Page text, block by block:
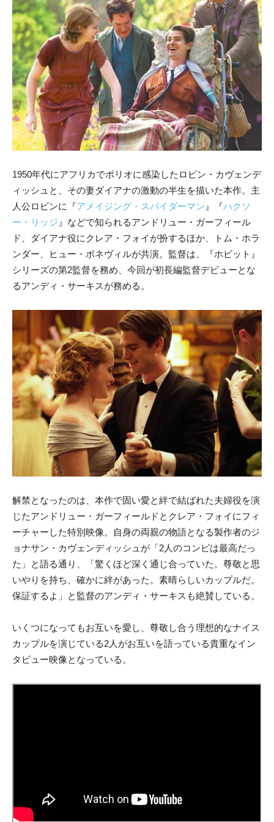
1950年代にアフリカでポリオに感染したロビン・カヴェンデ
ィッシュと、その妻ダイアナの激動の半生を描いた本作。主
人公ロビンに『アメイジング・スパイダーマン 』『ハクソ
ー・リッジ 』などで知られるアンドリュー・ガーフィール
ド、ダイアナ役にクレア・フォイが扮するほか、トム・ホラ
ンダー、ヒュー・ボネヴィルが共演。監督は、『ホビット』
シリーズの第2監督を務め、今回が初長編監督デビューとな
るアンディ・サーキスが務める。
解禁となったのは、本作で固い愛と絆で結ばれた夫婦役を演
じたアンドリュー・ガーフィールドとクレア・フォイにフィ
ーチャーした特別映像。自身の両親の物語となる製作者のジ
ョナサン・カヴェンディッシュが「2人のコンビは最高だっ
た」と語る通り、「驚くほど深く通じ合っていた。尊敬と思
いやりを持ち、確かに絆があった。素晴らしいカップルだ。
保証するよ」と監督のアンディ・サーキスも絶賛している。
いくつになってもお互いを愛し、尊敬し合う理想的なナイス
カップルを演じている2人がお互いを語っている貴重なイン
タビュー映像となっている。